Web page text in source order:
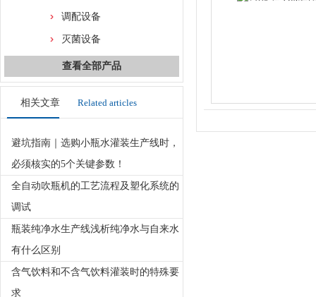
调配设备
灭菌设备
查看全部产品
相关文章 Related articles
避坑指南｜选购小瓶水灌装生产线时，
必须核实的5个关键参数！
全自动吹瓶机的工艺流程及塑化系统的
调试
瓶装纯净水生产线浅析纯净水与自来水
有什么区别
含气饮料和不含气饮料灌装时的特殊要
求